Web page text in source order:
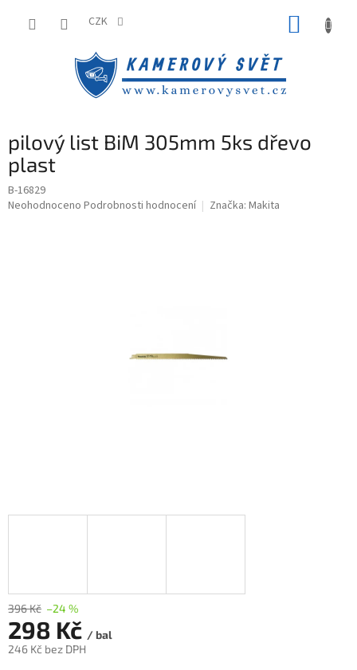
CZK
pilový list BiM 305mm 5ks dřevo
plast
B-16829
Průměrné
Neohodnoceno Podrobnosti hodnocení Značka: Makita
396 Kč –24 %
298 Kč / bal
246 Kč bez DPH